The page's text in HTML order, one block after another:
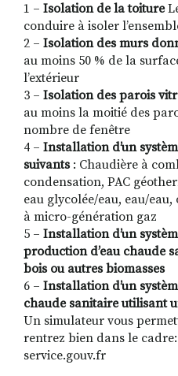
1 – Isolation de la toiture
conduire à isoler
2 – Isolation des murs
au moins 50 % de la
l’extérieur
3 – Isolation des parois
au moins la moitié des
nombre de fenêtre
4 – Installation d’un
suivants : Chaudière à
condensation, PAC
eau glycolée/eau, eau/
à micro-génération gaz
5 – Installation d’un
production d’eau chaude
bois ou autres biomasses
6 – Installation d’un
chaude sanitaire utilisant
Un simulateur vous
rentrez bien dans le
service.gouv.fr